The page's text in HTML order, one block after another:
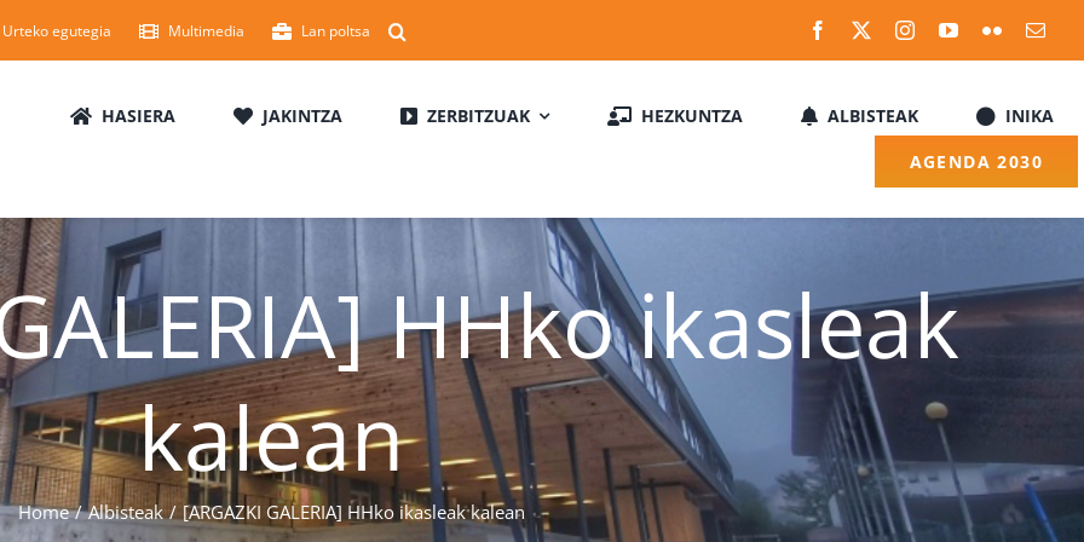
Urteko egutegia Multimedia Lan poltsa
HASIERA JAKINTZA ZERBITZUAK HEZKUNTZA ALBISTEAK
INIKA
AGENDA 2030
HHko ikasleak
kalean
Home Albisteak [ARGAZKI GALERIA] HHko ikasleak kalean